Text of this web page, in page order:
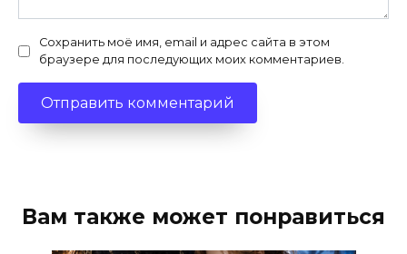
Сохранить моё имя, email и адрес сайта в этом
браузере для последующих моих комментариев.
Вам также может понравиться